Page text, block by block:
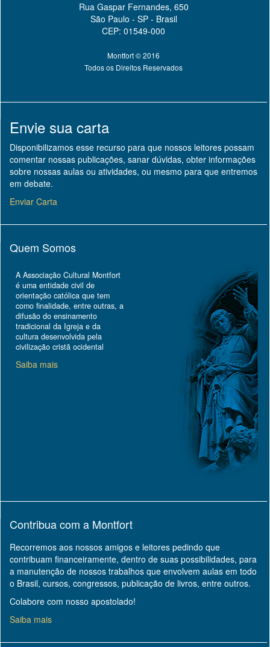
Rua Gaspar Fernandes, 650
São Paulo - SP - Brasil
CEP: 01549-000
Montfort © 2016
Todos os Direitos Reservados
Envie sua carta
Disponibilizamos esse recurso para que nossos leitores possam
comentar nossas publicações, sanar dúvidas, obter informações
sobre nossas aulas ou atividades, ou mesmo para que entremos
em debate.
Enviar Carta
Quem Somos
A Associação Cultural Montfort
é uma entidade civil de
orientação católica que tem
como finalidade, entre outras, a
difusão do ensinamento
tradicional da Igreja e da
cultura desenvolvida pela
civilização cristã ocidental
Saiba mais
Contribua com a Montfort
Recorremos aos nossos amigos e leitores pedindo que
contribuam financeiramente, dentro de suas possibilidades, para
a manutenção de nossos trabalhos que envolvem aulas em todo
o Brasil, cursos, congressos, publicação de livros, entre outros.
Colabore com nosso apostolado!
Saiba mais